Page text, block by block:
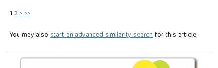
1 2>>>
You may also start an advanced similarity searchfor this article.